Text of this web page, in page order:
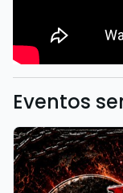
Eventos